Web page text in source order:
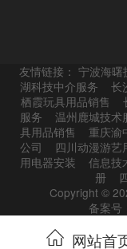
友情链接：宁波海曙
湖科技中介服务
长
栖霞玩具用品销售
服务
温州鹿城技术
具用品销售
重庆渝
公司
四川动漫游艺
用电器安装
信息技
册
Copyright ©
备案号
网站首